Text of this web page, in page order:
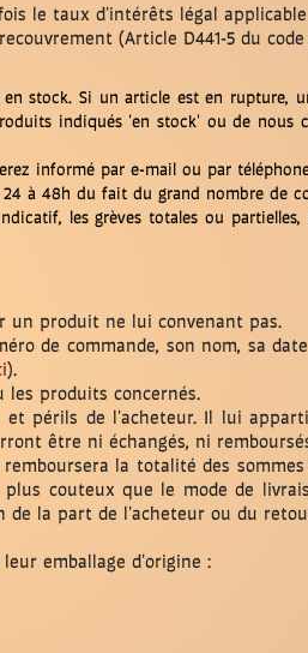
le taux d'intérêts légal applicable
(Article D441-5 du code
stock. Si un article est en rupture,
indiqués 'en stock' ou de nous
informé par e-mail ou par
à 48h du fait du grand nombre de
les grèves totales ou
un produit ne lui convenant pas.
de commande, son nom, sa
).
les produits concernés.
périls de l'acheteur. Il lui
être ni échangés, ni
la totalité des
couteux que le mode de
la part de l'acheteur ou du
emballage d'origine :